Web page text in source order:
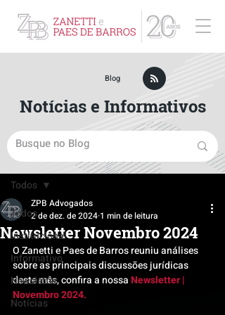
Post
Todos
Institucional
Informativo
Newsletter
Notícias
Todos
Newsletter Novembro 2024
ZPB Advogados
2 de dez. de 2024 1 min de leitura
O Zanetti e Paes de Barros reuniu análises
sobre as principais discussões jurídicas
deste mês, confira a nossa Newsletter |
Novembro 2024.
Blog
Notícias e Informativos